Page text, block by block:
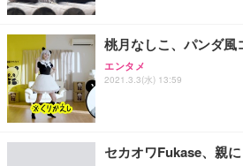
Sezlife オフィスチェア
桃月なしこ、パンダ風
エンタメ
2021.3.3(水) 13:59
セカオワFukase、親